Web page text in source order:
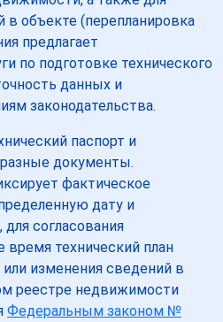
в объекте (перепланировка
предлагает
по подготовке технического
данных и
законодательства.
паспорт и
документы.
фактическое
дату и
для согласования
время технический план
или изменения сведений в
реестре недвижимости
Федеральным законом №